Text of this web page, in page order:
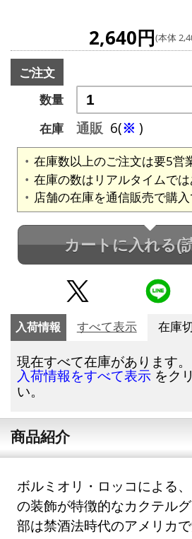
2,640円(本体
ご注文
数量
在庫
通販 6(※ )
在庫数以上のご注文は要5営
在庫の数はリアルタイムでは
店舗の在庫を通信販売で購入
カートに入れる(
入荷情報 すべて表示 在庫
現在すべて在庫があります。
入荷情報をすべて表示 をク
い。
商品紹介
ボルミオリ・ロッコによる
の装飾が特徴的なカクテル
部は禁酒法時代のアメリカ